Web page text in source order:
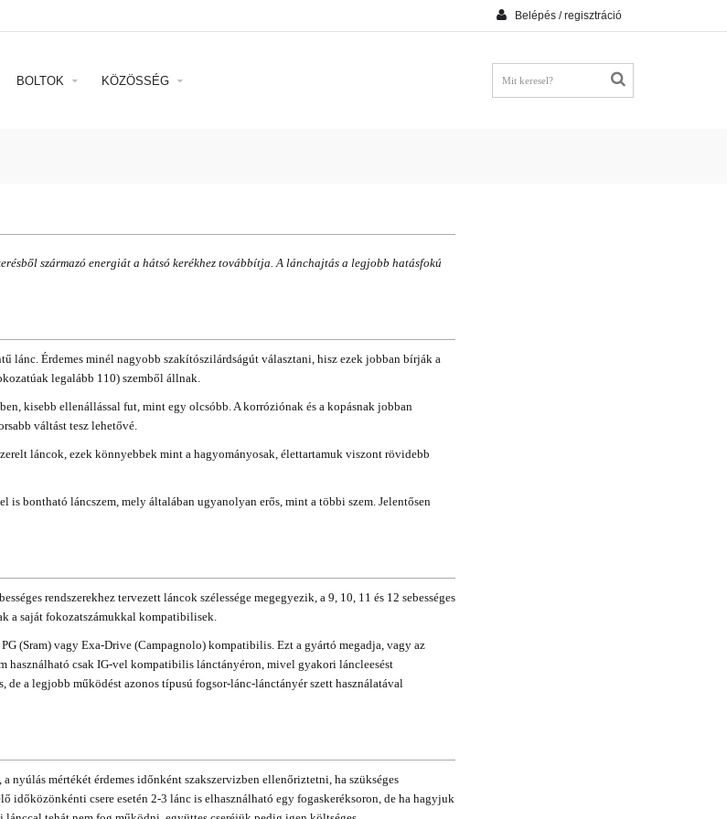
Belépés / regisztráció
BOLTOK KÖZÖSSÉG
származó energiát a hátsó kerékhez továbbítja. A lánchajtás a legjobb hatásfokú
lánc. Érdemes minél nagyobb szakítószilárdságút választani, hisz ezek jobban bírják a
legalább 110) szemből állnak.
kisebb ellenállással fut, mint egy olcsóbb. A korróziónak és a kopásnak jobban
váltást tesz lehetővé.
láncok, ezek könnyebbek mint a hagyományosak, élettartamuk viszont rövidebb
is bontható láncszem, mely általában ugyanolyan erős, mint a többi szem. Jelentősen
rendszerekhez tervezett láncok szélessége megegyezik, a 9, 10, 11 és 12 sebességes
a saját fokozatszámukkal kompatibilisek.
(Sram) vagy Exa-Drive (Campagnolo) kompatibilis. Ezt a gyártó megadja, vagy az
használható csak IG-vel kompatibilis lánctányéron, mivel gyakori láncleesést
de a legjobb működést azonos típusú fogsor-lánc-lánctányér szett használatával
nyúlás mértékét érdemes időnként szakszervizben ellenőriztetni, ha szükséges
időközönkénti csere esetén 2-3 lánc is elhasználható egy fogaskeréksoron, de ha hagyjuk